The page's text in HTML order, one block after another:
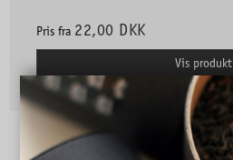
Pris fra 22,00 DKK
Vis produkt